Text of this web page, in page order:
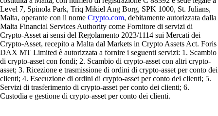
Level 7, Spinola Park, Triq Mikiel Ang Borg, SPK 1000, St. Julians,
Malta, operante con il nome Crypto.com, debitamente autorizzata dalla
Malta Financial Services Authority come Fornitore di servizi di
Crypto-Asset ai sensi del Regolamento 2023/1114 sui Mercati dei
Crypto-Asset, recepito a Malta dal Markets in Crypto Assets Act. Foris
DAX MT Limited è autorizzata a fornire i seguenti servizi: 1. Scambio
di crypto-asset con fondi; 2. Scambio di crypto-asset con altri crypto-
asset; 3. Ricezione e trasmissione di ordini di crypto-asset per conto dei
clienti; 4. Esecuzione di ordini di crypto-asset per conto dei clienti; 5.
Servizi di trasferimento di crypto-asset per conto dei clienti; 6.
Custodia e gestione di crypto-asset per conto dei clienti.